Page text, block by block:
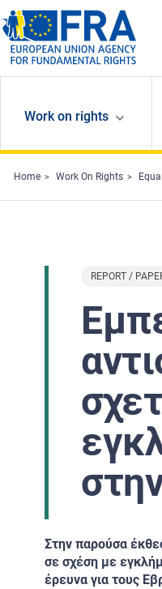
Skip to main content
Work on rights
Home Work On Rights
REPORT /
Στην παρούσα
σε σχέση με
έρευνα για τους